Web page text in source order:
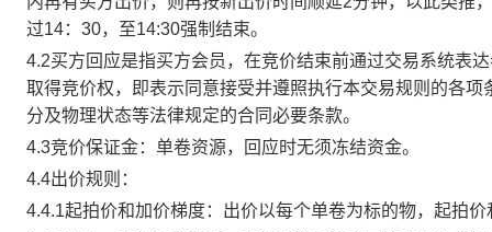
过14：30，至14:30强制结束。
4.2买方回应是指买方会员，在竞价结束前通过交易系统表
取得竞价权，即表示同意接受并遵照执行本交易规则的各
分及物理状态等法律规定的合同必要条款。
4.3竞价保证金：单卷资源，回应时无须冻结资金。
4.4出价规则：
4.4.1起拍价和加价梯度：出价以每个单卷为标的物，起拍